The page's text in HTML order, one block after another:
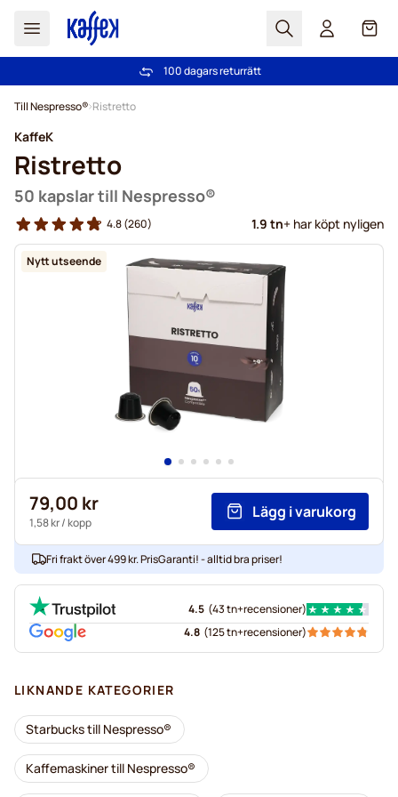
Sök Cart
Fri frakt över 499 kr
100 dagars returrätt
Till Nespresso® Ristretto
Nytt utseende
KaffeK
Ristretto
50 kapslar till Nespresso®
4.8(260) 1.9 tn+ har köpt nyligen
79,00 kr
1,58 kr/ kopp
Lägg i varukorg
Fri frakt över 499 kr. PrisGaranti! - alltid bra priser!
4.5 (43 tn+recensioner)
4.8 (125 tn+recensioner)
LIKNANDE KATEGORIER
Starbucks till Nespresso®
Kaffemaskiner till Nespresso®